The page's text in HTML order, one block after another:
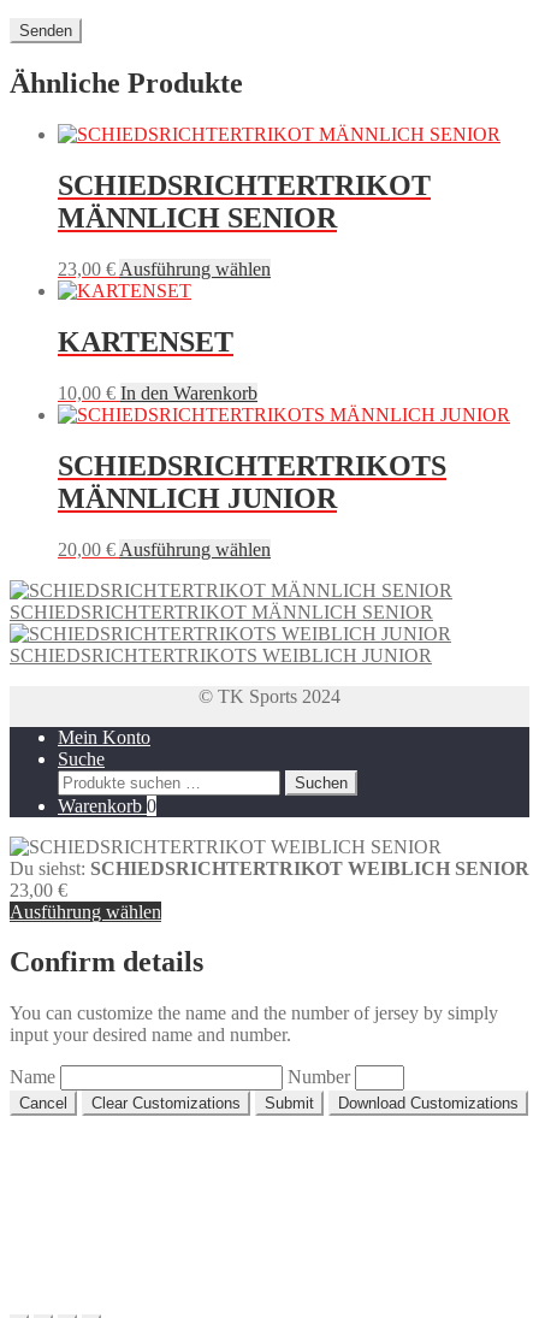
Ähnliche Produkte
SCHIEDSRICHTERTRIKOT
MÄNNLICH SENIOR
23,00 € Ausführung wählen
Optionen
auf
der
Produktseite
KARTENSET
10,00 € In den Warenkorb
SCHIEDSRICHTERTRIKOTS
MÄNNLICH JUNIOR
20,00 € Ausführung wählen
weist
mehrere
Varianten
auf.
Optionen
Produktseite
SCHIEDSRICHTERTRIKOT MÄNNLICH SENIOR
SCHIEDSRICHTERTRIKOTS WEIBLICH JUNIOR
© TK Sports 2024
Mein Konto
Suche
Suchen
nach:
Suchen
Warenkorb 0
Du siehst: SCHIEDSRICHTERTRIKOT WEIBLICH SENIOR
23,00 €
Ausführung wählen
Confirm details
You can customize the name and the number of jersey by simply
input your desired name and number.
Name Number
Cancel Clear Customizations Submit Download Customizations